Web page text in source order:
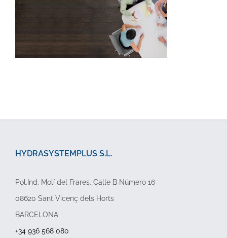
HYDRASYSTEMPLUS S.L.
Pol.Ind. Molí del Frares. Calle B Número 16
08620 Sant Vicenç dels Horts
BARCELONA
+34 936 568 080